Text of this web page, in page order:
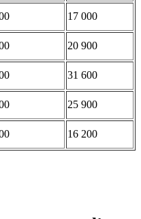
17 000
20 900
31 600
25 900
16 200